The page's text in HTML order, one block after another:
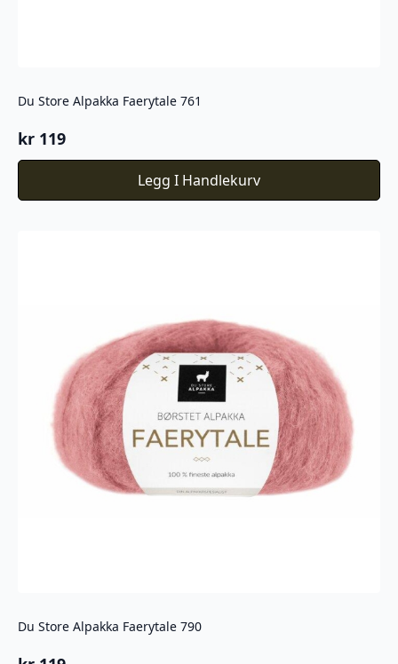
Du Store Alpakka Faerytale 761
kr 119
Legg I Handlekurv
Du Store Alpakka Faerytale 790